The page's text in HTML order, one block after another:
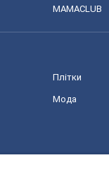
MAMACLUB
Плітки
Мода